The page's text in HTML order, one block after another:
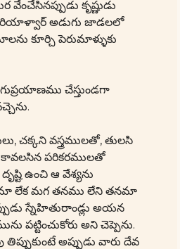
కృష్ణుడు
అడుగు జాడలలో
కూర్చి పెరుమాళ్ళుకు
చేస్తుండగా
చక్కని వస్త్రములతో, తులసి
కావలసిన పరికరములతో
ఉంచి ఆ వేశ్యను
లేక మగ తనము లేని తనమా
స్నేహితురాండ్లు అయన
పట్టించుకోరు అని చెప్పెను.
అప్పుడు వారు దేవ